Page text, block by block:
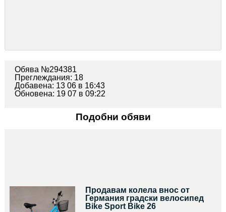
Обява №294381
Преглеждания: 18
Добавена: 13 06 в 16:43
Обновена: 19 07 в 09:22
Подобни обяви
Продавам колела внос от
Германия градски велосипед
Bike Sport Bike 26